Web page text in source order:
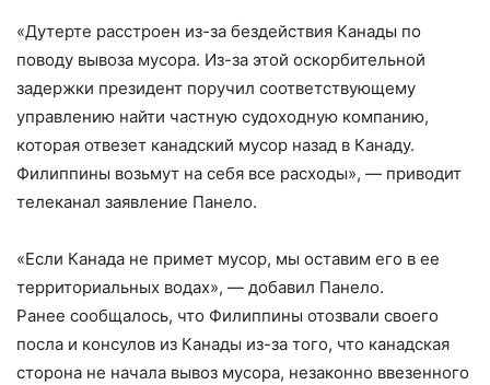
«Дутерте расстроен из-за бездействия Канады по
поводу вывоза мусора. Из-за этой оскорбительной
задержки президент поручил соответствующему
управлению найти частную судоходную компанию,
которая отвезет канадский мусор назад в Канаду.
Филиппины возьмут на себя все расходы», — приводит
телеканал заявление Панело.
«Если Канада не примет мусор, мы оставим его в ее
территориальных водах», — добавил Панело.
Ранее сообщалось, что Филиппины отозвали своего
посла и консулов из Канады из-за того, что канадская
сторона не начала вывоз мусора, незаконно ввезенного